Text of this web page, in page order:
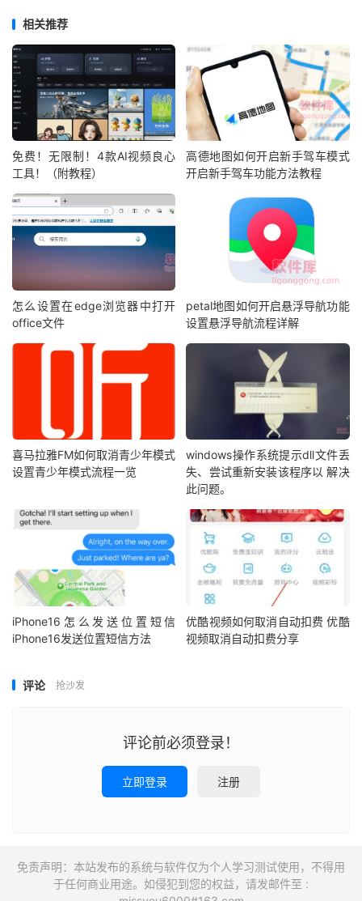
相关推荐
免费！无限制！4款AI视频良心
工具！（附教程）
高德地图如何开启新手驾车模式
开启新手驾车功能方法教程
怎么设置在edge浏览器中打开
office文件
petal地图如何开启悬浮导航功能
设置悬浮导航流程详解
喜马拉雅FM如何取消青少年模式
设置青少年模式流程一览
windows操作系统提示dll文件丢
失、尝试重新安装该程序以 解决
此问题。
iPhone16怎么发送位置短信
iPhone16发送位置短信方法
优酷视频如何取消自动扣费 优酷
视频取消自动扣费分享
评论 抢沙发
评论前必须登录！
立即登录 注册
免责声明：本站发布的系统与软件仅为个人学习测试使用，不得用
于任何商业用途。如侵犯到您的权益，请发邮件至 :